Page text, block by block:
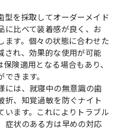
型を採取してオーダーメイド
に比べて装着感が良く、お
ます。個々の状態に合わせた
され、効果的な使用が可能
険適用となる場合もあり、
きます。
には、就寝中の無意識の歯
折、知覚過敏を防ぐナイト
います。これによりトラブル
症状のある方は早めの対応